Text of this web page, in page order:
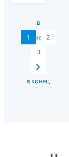
в
начало
1
2
3
в конец